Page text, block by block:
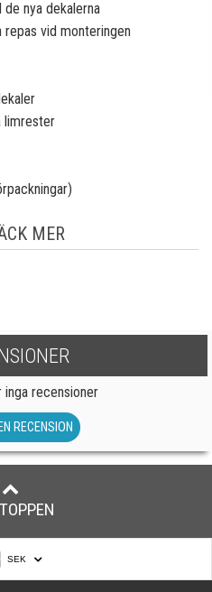
nya dekalerna
vid monteringen
limrester
MER
inga recensioner
RECENSION
SEK